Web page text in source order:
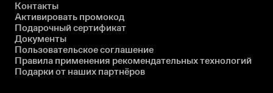
Контакты
Активировать промокод
Подарочный сертификат
Документы
Пользовательское соглашение
Правила применения рекомендательных технологий
Подарки от наших партнёров